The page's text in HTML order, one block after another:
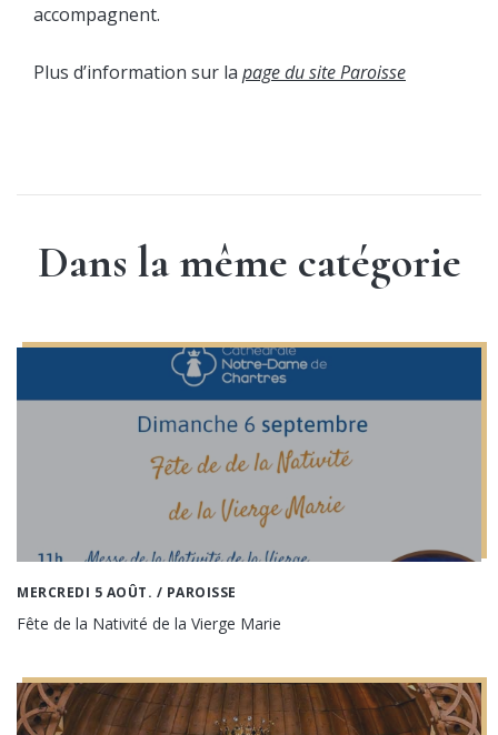
accompagnent.
Plus d’information sur la page du site Paroisse
Dans la même catégorie
MERCREDI 5 AOÛT. / PAROISSE
Fête de la Nativité de la Vierge Marie